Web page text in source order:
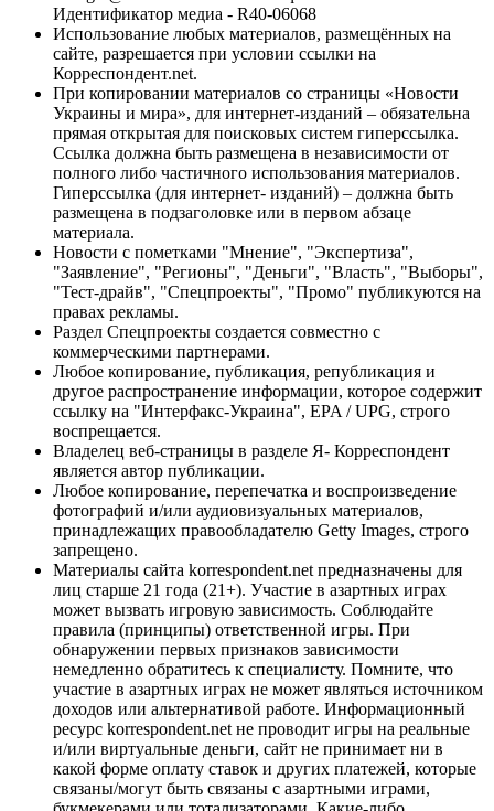
Идентификатор медиа - R40-06068
Использование любых материалов, размещённых на
сайте, разрешается при условии ссылки на
Корреспондент.net.
При копировании материалов со страницы «Новости
Украины и мира», для интернет-изданий – обязательна
прямая открытая для поисковых систем гиперссылка.
Ссылка должна быть размещена в независимости от
полного либо частичного использования материалов.
Гиперссылка (для интернет- изданий) – должна быть
размещена в подзаголовке или в первом абзаце
материала.
Новости с пометками "Мнение", "Экспертиза",
"Заявление", "Регионы", "Деньги", "Власть", "Выборы",
"Тест-драйв", "Спецпроекты", "Промо" публикуются на
правах рекламы.
Раздел Спецпроекты создается совместно с
коммерческими партнерами.
Любое копирование, публикация, републикация и
другое распространение информации, которое содержит
ссылку на "Интерфакс-Украина", EPA / UPG, строго
воспрещается.
Владелец веб-страницы в разделе Я- Корреспондент
является автор публикации.
Любое копирование, перепечатка и воспроизведение
фотографий и/или аудиовизуальных материалов,
принадлежащих правообладателю Getty Images, строго
запрещено.
Материалы сайта korrespondent.net предназначены для
лиц старше 21 года (21+). Участие в азартных играх
может вызвать игровую зависимость. Соблюдайте
правила (принципы) ответственной игры. При
обнаружении первых признаков зависимости
немедленно обратитесь к специалисту. Помните, что
участие в азартных играх не может являться источником
доходов или альтернативой работе. Информационный
ресурс korrespondent.net не проводит игры на реальные
и/или виртуальные деньги, сайт не принимает ни в
какой форме оплату ставок и других платежей, которые
связаны/могут быть связаны с азартными играми,